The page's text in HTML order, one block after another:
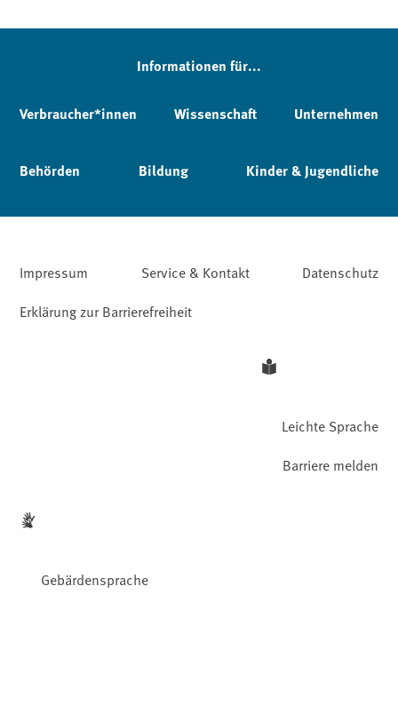
Informationen für...
Verbraucher*innen Wissenschaft Unternehmen
Behörden Bildung Kinder & Jugendliche
Impressum Service & Kontakt
Datenschutz
Erklärung zur Barrierefreiheit
Leichte Sprache
Gebärdensprache
Barriere melden